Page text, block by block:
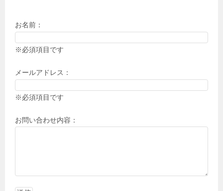
お名前：
※必須項目です
メールアドレス：
※必須項目です
お問い合わせ内容：